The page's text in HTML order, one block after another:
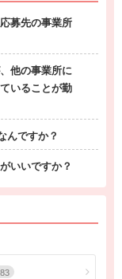
募先の事業所
他の事業所に
いることが勤
んですか？
いいですか？